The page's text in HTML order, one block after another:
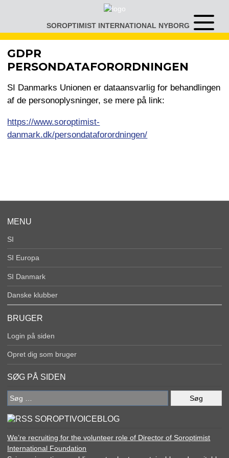
SOROPTIMIST INTERNATIONAL NYBORG Åben
eller
luk
GDPR
PERSONDATAFORORDNINGEN
SI Danmarks Unionen er dataansvarlig for behandlingen
af de personoplysninger, se mere på link:
https://www.soroptimist-
danmark.dk/persondataforordningen/
MENU
SI
SI Europa
SI Danmark
Danske klubber
BRUGER
Login på siden
Opret dig som bruger
SØG PÅ SIDEN
Søg
efter:
SOROPTIVOICEBLOG
We’re recruiting for the volunteer role of Director of Soroptimist
International Foundation